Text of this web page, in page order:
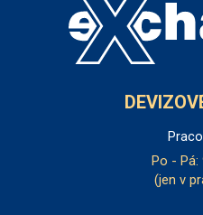
Po - Pá:
(jen v